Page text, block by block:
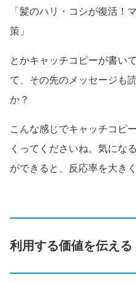
「髪のハリ・コシが復活！
策」
とかキャッチコピーが書い
て、その先のメッセージも
か？
こんな感じでキャッチコピ
くってくださいね。気にな
ができると、反応率を大き
利用する価値を伝える